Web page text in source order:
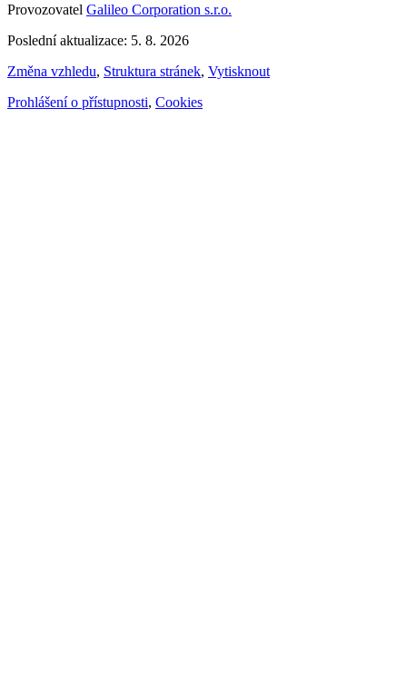
Provozovatel Galileo Corporation s.r.o.
Poslední aktualizace: 5. 8. 2026
Změna vzhledu, Struktura stránek, Vytisknout
Prohlášení o přístupnosti, Cookies